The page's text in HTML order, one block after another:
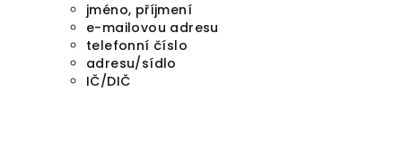
jméno, příjmení
e-mailovou adresu
telefonní číslo
adresu/sídlo
IČ/DIČ